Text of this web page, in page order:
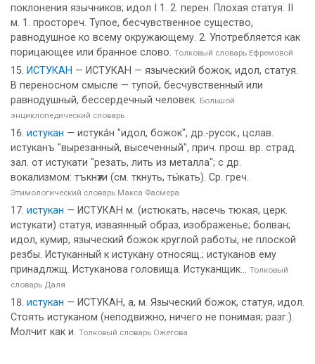
поклонения язычников; идол I 1. 2. перен. Плохая статуя. II
м. 1. простореч. Тупое, бесчувственное существо,
равнодушное ко всему окружающему. 2. Употребляется как
порицающее или бранное слово. Толковый словарь Ефремовой
ИСТУКАН — ИСТУКАН — языческий божок, идол, статуя.
В переносном смысле — тупой, бесчувственный или
равнодушный, бессердечный человек. Большой
энциклопедический словарь
истукан — истука́н "идол, божок", др.-русск., цслав.
истуканъ "вырезанный, высеченный", прич. прош. вр. страд.
зал. от истукати "резать, лить из металла"; с др.
вокализмом: тъкнѫти (см. ткнуть, ты́кать). Ср. греч.
Этимологический словарь Макса Фасмера
истукан — ИСТУКАН м. (истюкать, насечь тюкая, церк.
истукати) статуя, изваянный образ, изображенье; болван;
идол, кумир, языческий божок круглой работы, не плоской
резбы. Истуканный к истукану относящ.; истуканов ему
принадлжщ. Истуканова головища. Истуканщик... Толковый
словарь Даля
истукан — ИСТУКАН, а, м. Языческий божок, статуя, идол.
Стоять истуканом (неподвижно, ничего не понимая; разг.).
Молчит как и. Толковый словарь Ожегова